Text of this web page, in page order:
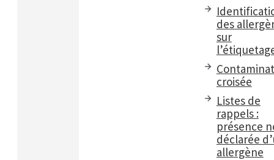
des
sur
croisée
Listes de
rappels :
présence
déclarée
allergène